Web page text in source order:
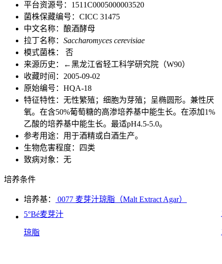
平台资源号：1511C0005000003520
菌株保藏编号：CICC 31475
中文名称：酿酒酵母
拉丁名称： Saccharomyces cerevisiae
模式菌株： 否
来源历史：←黑龙江省轻工科学研究院（W90）
收藏时间：2005-09-02
原始编号：HQA-18
特征特性：无性繁殖；细胞为芽殖；呈椭圆形。兼性厌
氧。在含50%葡萄糖的高渗培养基中能生长。在添加1%
乙酸的培养基中能生长。最适pH4.5-5.0。
参考用途：用于酒精或白酒生产。
生物危害程度：四类
致病对象：无
培养条件
培养基：
0077 麦芽汁琼脂（Malt Extract Agar）
5°Bé麦芽汁
琼脂